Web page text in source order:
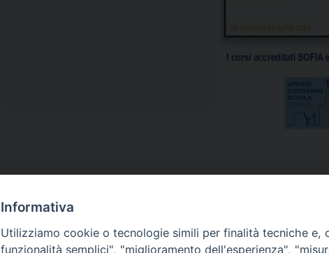
Informativa
Utilizziamo cookie o tecnologie simili per finalità tecniche
funzionalità semplici", "miglioramento dell'esperienza",